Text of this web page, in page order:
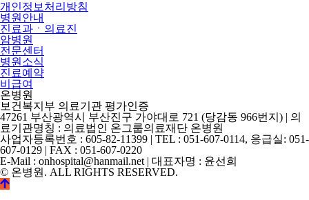
개인정보처리방침
병원안내
진료과ㆍ의료진
암병원
전문센터
병원소식
진료예약
비급여
온병원
보건복지부 의료기관 평가인증
47261 부산광역시 부산진구 가야대로 721 (당감동 966번지) | 의
료기관명칭 : 의료법인 온그룹의료재단 온병원
사업자등록번호 : 605-82-11399 | TEL : 051-607-0114, 응급실: 051-
607-0129 | FAX : 051-607-0220
E-Mail : onhospital@hanmail.net | 대표자명 : 윤선희
© 온병원. ALL RIGHTS RESERVED.
©
k2s0o2d0e0s1i0g1n.